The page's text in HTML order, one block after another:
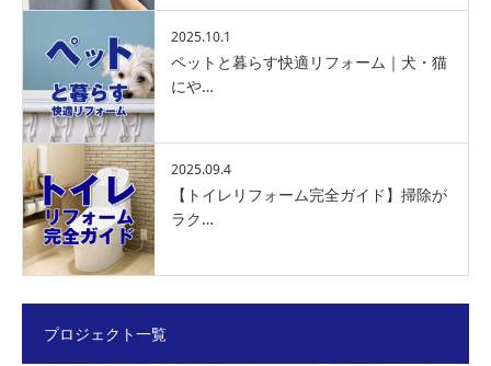
2025.10.1
ペットと暮らす快適リフォーム｜犬・猫
にや…
2025.09.4
【トイレリフォーム完全ガイド】掃除が
ラク…
プロジェクト一覧